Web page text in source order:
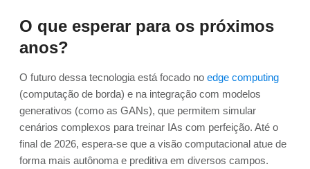
O que esperar para os próximos
anos?
O futuro dessa tecnologia está focado no edge computing
(computação de borda) e na integração com modelos
generativos (como as GANs), que permitem simular
cenários complexos para treinar IAs com perfeição. Até o
final de 2026, espera-se que a visão computacional atue de
forma mais autônoma e preditiva em diversos campos.